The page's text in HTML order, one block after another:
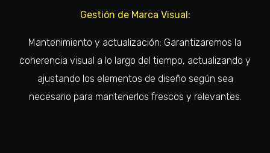
Gestión de Marca Visual:
Mantenimiento y actualización: Garantizaremos la
coherencia visual a lo largo del tiempo, actualizando y
ajustando los elementos de diseño según sea
necesario para mantenerlos frescos y relevantes.